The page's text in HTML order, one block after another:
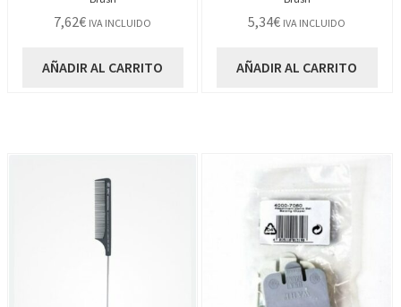
7,62€ IVA INCLUIDO
AÑADIR AL CARRITO
5,34€ IVA INCLUIDO
AÑADIR AL CARRITO